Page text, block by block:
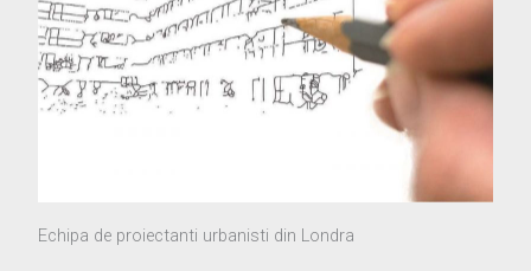
Echipa de proiectanti urbanisti din Londra